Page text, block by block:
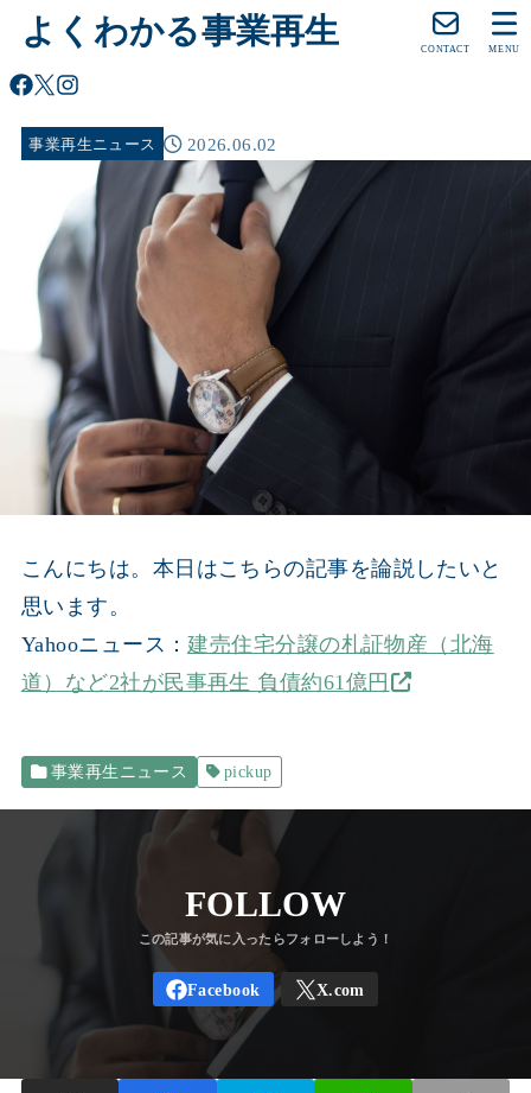
よくわかる事業再生 CONTACT MENU
事業再生ニュース 2026.06.02
こんにちは。本日はこちらの記事を論説したいと
思います。
Yahooニュース：建売住宅分譲の札証物産（北海
道）など2社が民事再生 負債約61億円
事業再生ニュース pickup
FOLLOW